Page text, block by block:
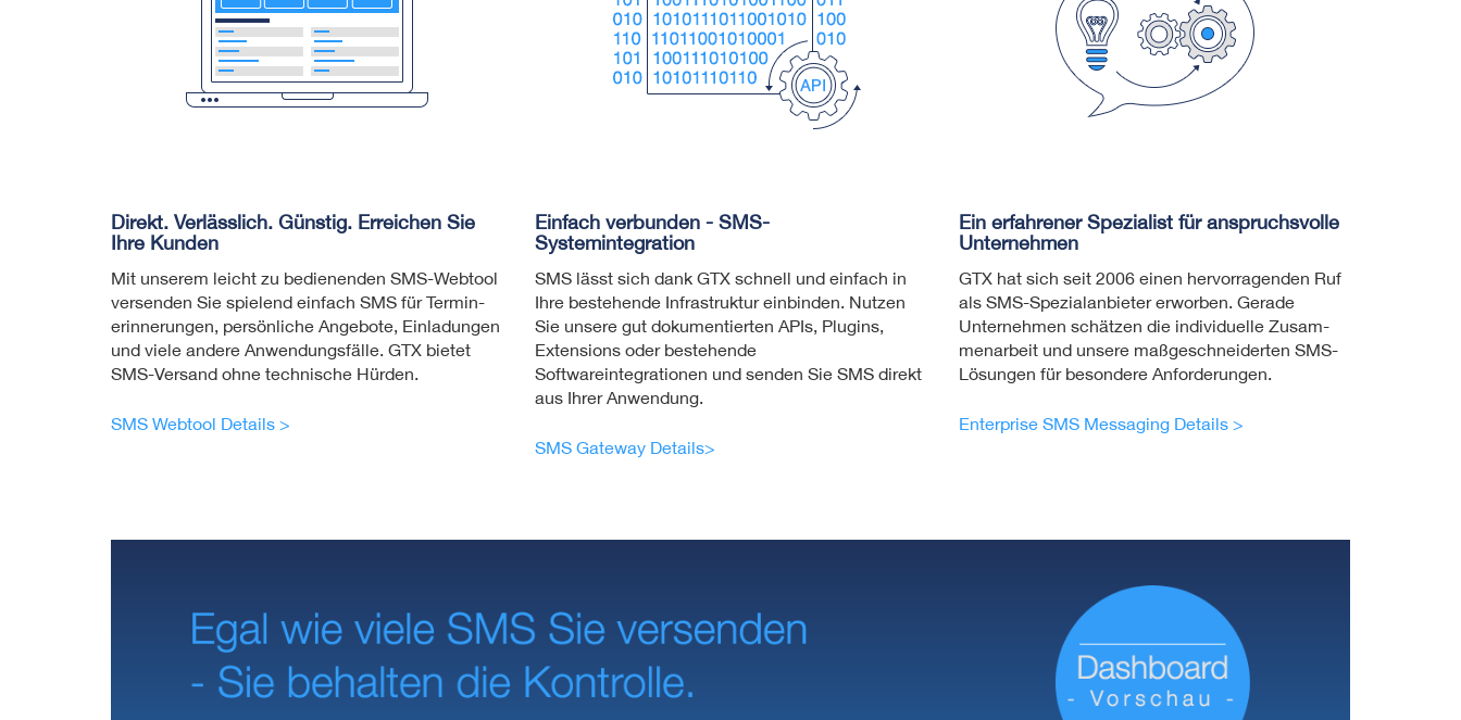
Direkt. Verlässlich. Günstig. Erreichen Sie
Ihre Kunden
Mit unserem leicht zu bedienenden SMS-Webtool
versenden Sie spielend einfach SMS für Termin­
erinnerungen, persönliche Angebote, Einladungen
und viele andere Anwendungsfälle. GTX bietet
SMS-Versand ohne technische Hürden.
SMS Webtool Details >
Einfach verbunden - SMS-
Systemintegration
SMS lässt sich dank GTX schnell und einfach in
Ihre bestehende Infra­struk­tur einbinden. Nutzen
Sie unsere gut doku­men­tier­ten APIs, Plugins,
Extensions oder bestehende
Softwareintegrationen und senden Sie SMS direkt
aus Ihrer Anwendung.
SMS Gateway Details>
Ein erfahrener Spezialist für anspruchsvolle
Unternehmen
GTX hat sich seit 2006 einen hervor­ragen­den Ruf
als SMS-Spezial­an­bieter erworben. Gerade
Unternehmen schät­zen die individuelle Zusam­
men­ar­beit und unsere maßge­schnei­derten SMS-
Lösungen für besondere Anforderungen.
Enterprise SMS Messaging Details >